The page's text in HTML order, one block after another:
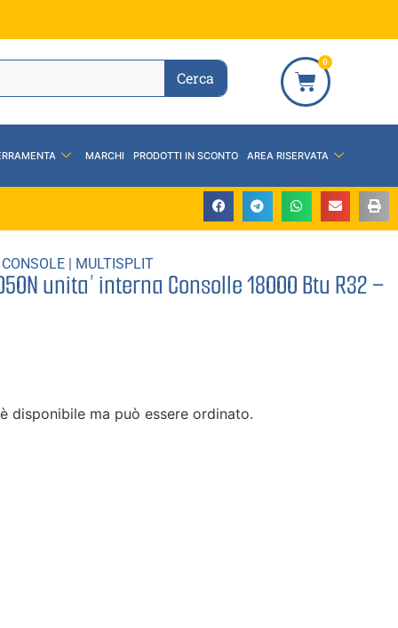
Cerca
0
MARCHI PRODOTTI IN SCONTO AREA RISERVATA
| MULTISPLIT
unita’ interna Consolle 18000 Btu R32 –
disponibile ma può essere ordinato.